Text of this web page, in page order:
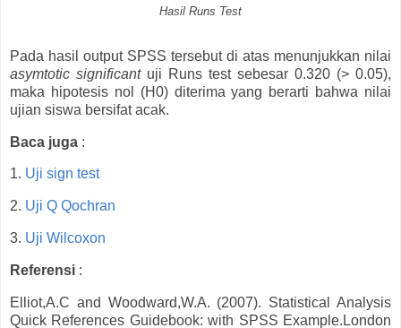
Hasil Runs Test
Pada hasil output SPSS tersebut di atas menunjukkan nilai
asymtotic significantuji Runs test sebesar 0.320 (> 0.05),
maka hipotesis nol (H0) diterima yang berarti bahwa nilai
ujian siswa bersifat acak.
Baca juga :
1. Uji sign test
2. Uji Q Qochran
3. Uji Wilcoxon
Referensi :
Elliot,A.C and Woodward,W.A. (2007). Statistical Analysis
Quick References Guidebook: with SPSS Example.London